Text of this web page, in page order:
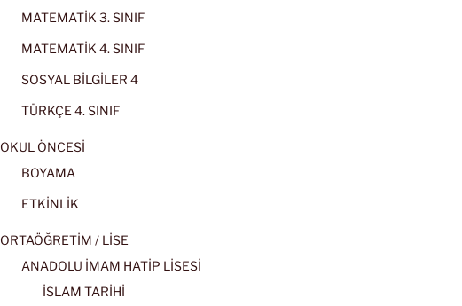
MATEMATİK 3. SINIF
MATEMATİK 4. SINIF
SOSYAL BİLGİLER 4
TÜRKÇE 4. SINIF
OKUL ÖNCESİ
BOYAMA
ETKİNLİK
ORTAÖĞRETİM / LİSE
ANADOLU İMAM HATİP LİSESİ
İSLAM TARİHİ